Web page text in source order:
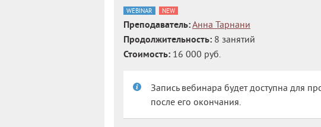
WEBINAR NEW
Преподаватель:Анна Тарнани
Продолжительность: 8 занятий
Стоимость: 16 000 руб.
Запись вебинара будет доступна для
после его окончания.